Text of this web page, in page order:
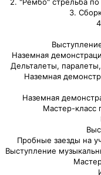
2. "Рембо" стрельба по
3.
Наземная
Дельталеты,
Наземная
Наземная
Мастер-класс
Пробные заезды на
Выступление